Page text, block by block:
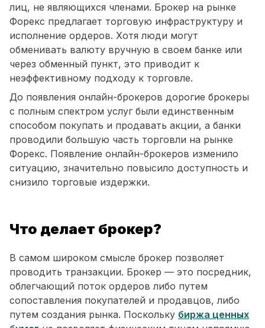
лиц, не являющихся членами. Брокер на рынке
Форекс предлагает торговую инфраструктуру и
исполнение ордеров. Хотя люди могут
обменивать валюту вручную в своем банке или
через обменный пункт, это приводит к
неэффективному подходу к торговле.
До появления онлайн-брокеров дорогие брокеры
с полным спектром услуг были единственным
способом покупать и продавать акции, а банки
проводили большую часть торговли на рынке
Форекс. Появление онлайн-брокеров изменило
ситуацию, значительно повысило доступность и
снизило торговые издержки.
Что делает брокер?
В самом широком смысле брокер позволяет
проводить транзакции. Брокер — это посредник,
облегчающий поток ордеров либо путем
сопоставления покупателей и продавцов, либо
путем создания рынка. Поскольку биржа ценных